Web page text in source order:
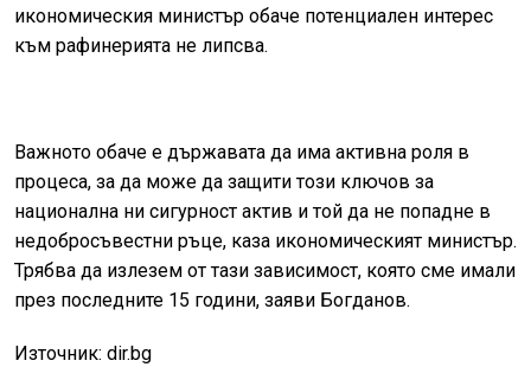
икономическия министър обаче потенциален интерес
към рафинерията не липсва.
Важното обаче е държавата да има активна роля в
процеса, за да може да защити този ключов за
национална ни сигурност актив и той да не попадне в
недобросъвестни ръце, каза икономическият министър.
Трябва да излезем от тази зависимост, която сме имали
през последните 15 години, заяви Богданов.
Източник: dir.bg